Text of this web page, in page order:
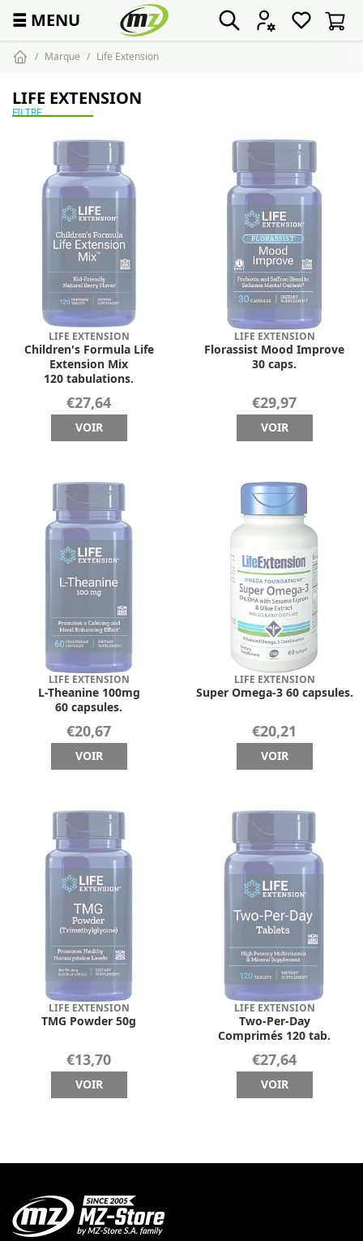
☰ MENU
Marque Life Extension
LIFE EXTENSION
FILTRE
LIFE EXTENSION
Children's Formula Life
Extension Mix
120 tabulations.
€27,64
VOIR
LIFE EXTENSION
Florassist Mood Improve
30 caps.
€29,97
VOIR
LIFE EXTENSION
L-Theanine 100mg
60 capsules.
€20,67
VOIR
LIFE EXTENSION
Super Omega-3 60 capsules.
€20,21
VOIR
LIFE EXTENSION
TMG Powder 50g
€13,70
VOIR
LIFE EXTENSION
Two-Per-Day
Comprimés 120 tab.
€27,64
VOIR